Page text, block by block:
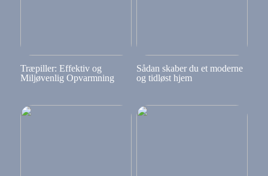
Træpiller: Effektiv og
Miljøvenlig Opvarmning
Sådan skaber du et moderne
og tidløst hjem